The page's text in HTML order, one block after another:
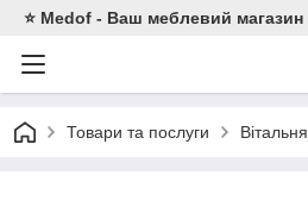
⭐ Medof - Ваш меблевий магазин
Товари та послуги Вітальня